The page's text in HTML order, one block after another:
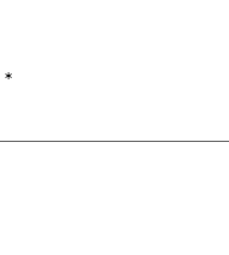
*